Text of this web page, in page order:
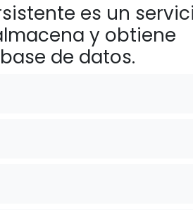
es un
y obtiene
de datos.